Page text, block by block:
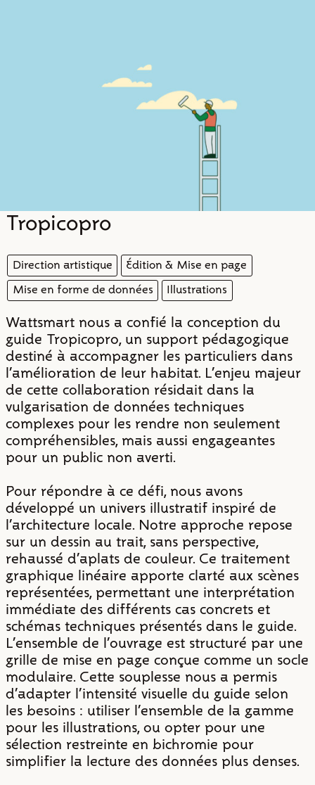
Typo
Infos
Tropicopro
Direction artistique
Édition & Mise en page
Mise en forme de données
Illustrations
Wattsmart nous a confié la conception du
guide Tropicopro, un support pédagogique
destiné à accompagner les particuliers dans
l’amélioration de leur habitat. L’enjeu majeur
de cette collaboration résidait dans la
vulgarisation de données techniques
complexes pour les rendre non seulement
compréhensibles, mais aussi engageantes
pour un public non averti.
Pour répondre à ce défi, nous avons
développé un univers illustratif inspiré de
l’architecture locale. Notre approche repose
sur un dessin au trait, sans perspective,
rehaussé d’aplats de couleur. Ce traitement
graphique linéaire apporte clarté aux scènes
représentées, permettant une interprétation
immédiate des différents cas concrets et
schémas techniques présentés dans le guide.
L’ensemble de l’ouvrage est structuré par une
grille de mise en page conçue comme un socle
modulaire. Cette souplesse nous a permis
d’adapter l’intensité visuelle du guide selon
les besoins : utiliser l’ensemble de la gamme
pour les illustrations, ou opter pour une
sélection restreinte en bichromie pour
simplifier la lecture des données plus denses.